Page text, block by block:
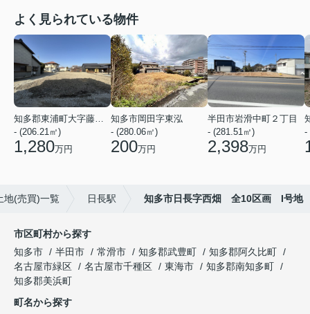
よく見られている物件
知多郡東浦町大字藤江字上廻間
- (206.21㎡)
1,280万円
知多市岡田字東泓
- (280.06㎡)
200万円
半田市岩滑中町２丁目
- (281.51㎡)
2,398万円
-
地(売買)一覧 日長駅 知多市日長字西畑 全10区画 I号地
市区町村から探す
知多市
半田市 常滑市 知多郡武豊町
知多郡阿久比町
名古屋市緑区
名古屋市千種区 東海市
知多郡南知多町
知多郡美浜町
町名から探す